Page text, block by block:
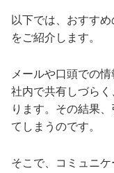
以下では、おすす
をご紹介します。
メールや口頭での
社内で共有しづら
ります。その結果
てしまうのです。
そこで、コミュニ